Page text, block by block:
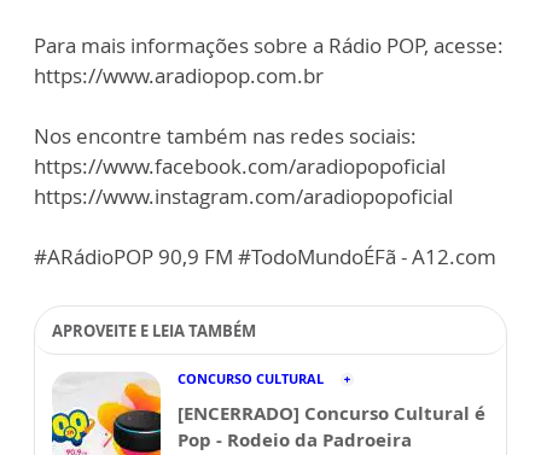
Para mais informações sobre a Rádio POP, acesse:
https://www.aradiopop.com.br
Nos encontre também nas redes sociais:
https://www.facebook.com/aradiopopoficial
https://www.instagram.com/aradiopopoficial
#ARádioPOP 90,9 FM #TodoMundoÉFã - A12.com
APROVEITE E LEIA TAMBÉM
CONCURSO CULTURAL
[ENCERRADO] Concurso Cultural é
Pop - Rodeio da Padroeira